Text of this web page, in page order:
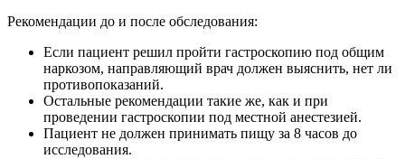
Рекомендации до и после обследования:
Если пациент решил пройти гастроскопию под общим
наркозом, направляющий врач должен выяснить, нет ли
противопоказаний.
Остальные рекомендации такие же, как и при
проведении гастроскопии под местной анестезией.
Пациент не должен принимать пищу за 8 часов до
исследования.